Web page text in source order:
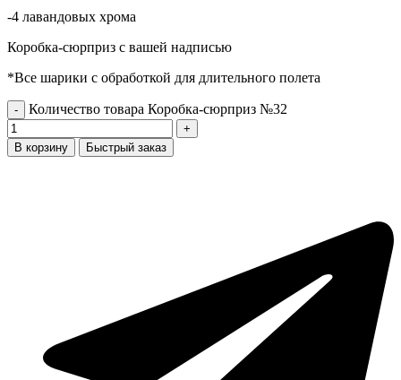
-4 лавандовых хрома
Коробка-сюрприз с вашей надписью
*Все шарики с обработкой для длительного полета
Количество товара Коробка-сюрприз №32
В корзину Быстрый заказ